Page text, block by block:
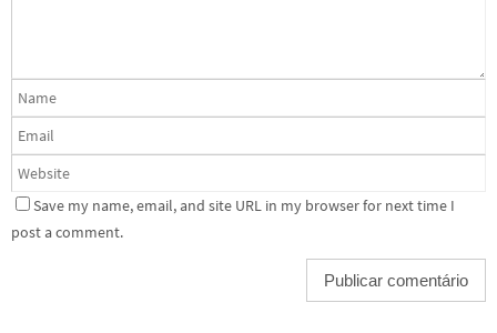
Save my name, email, and site URL in my browser for next time I
post a comment.